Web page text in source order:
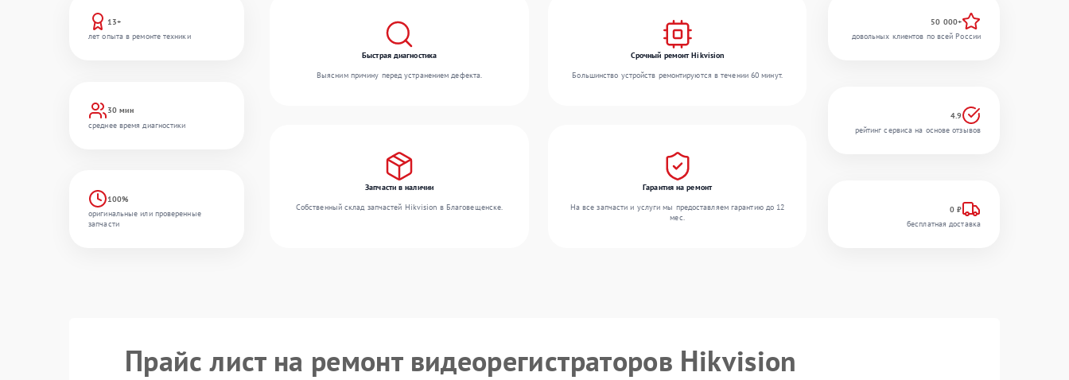
13+
лет опыта в ремонте техники
30 мин
среднее время диагностики
100%
оригинальные или проверенные
запчасти
Быстрая диагностика
Выясним причину перед устранением дефекта.
Срочный ремонт Hikvision
Большинство устройств ремонтируются в течении 60 минут.
Запчасти в наличии
Собственный склад запчастей Hikvision в Благовещенске.
Гарантия на ремонт
На все запчасти и услуги мы предоставляем гарантию до 12
мес.
50 000+
довольных клиентов по всей России
4.9
рейтинг сервиса на основе отзывов
0 ₽
бесплатная доставка
Прайс лист на ремонт видеорегистраторов Hikvision